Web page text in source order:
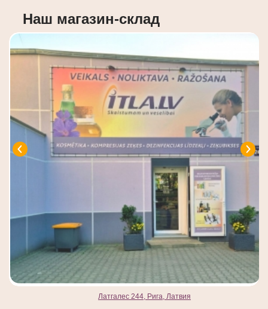
Наш магазин-склад
Латгалес 244, Рига, Латвия